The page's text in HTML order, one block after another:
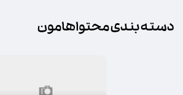
دسته بندی محتواهامون